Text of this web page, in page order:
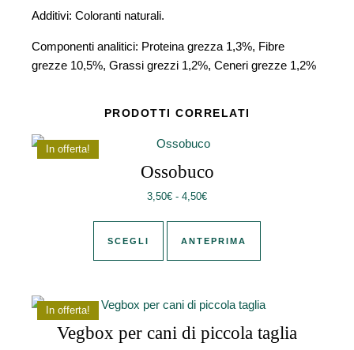
Additivi: Coloranti naturali.
Componenti analitici: Proteina grezza 1,3%, Fibre
grezze 10,5%, Grassi grezzi 1,2%, Ceneri grezze 1,2%
PRODOTTI CORRELATI
In offerta!
Ossobuco
3,50€ - 4,50€Fascia di prezzo: da 3,50€ a
SCEGLI
Questo prodotto ha più varianti. Le
ANTEPRIMA
In offerta!
Vegbox per cani di piccola taglia